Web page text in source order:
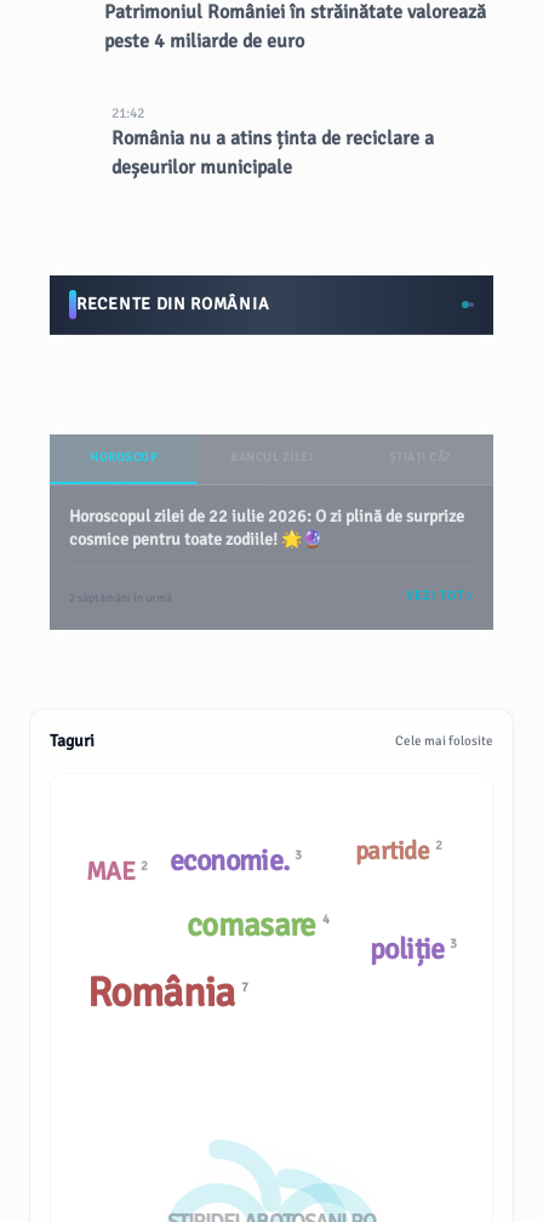
Patrimoniul României în străinătate valorează
peste 4 miliarde de euro
21:42
România nu a atins ținta de reciclare a
deșeurilor municipale
RECENTE DIN ROMÂNIA
HOROSCOP
Horoscopul zilei de 22 iulie 2026: O zi plină de surprize
cosmice pentru toate zodiile! 🌟🔮
2 săptămâni în urmă VEZI TOT
Taguri Cele mai folosite
partide 2
economie. 3
MAE 2
poliție 3
comasare 4
România7